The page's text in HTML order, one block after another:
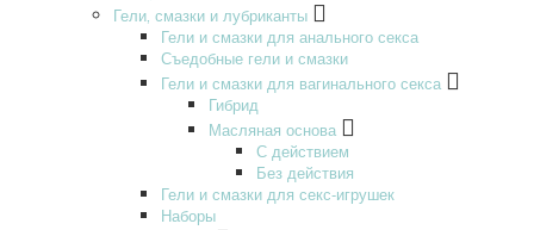
Гели‚ смазки и лубриканты
Гели и смазки для анального секса
Съедобные гели и смазки
Гели и смазки для вагинального секса
Гибрид
Масляная основа
С действием
Без действия
Гели и смазки для секс-игрушек
Наборы